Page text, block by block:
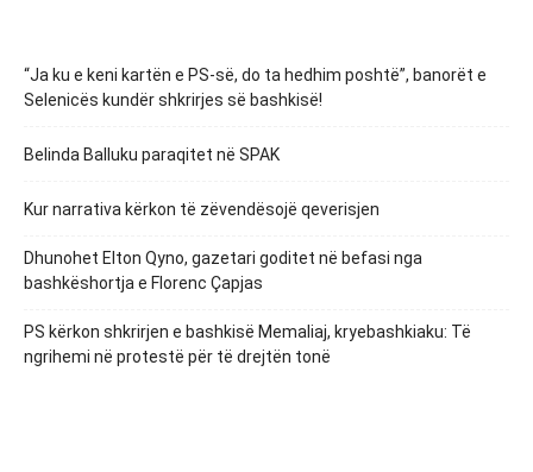
“Ja ku e keni kartën e PS-së, do ta hedhim poshtë”, banorët e
Selenicës kundër shkrirjes së bashkisë!
Belinda Balluku paraqitet në SPAK
Kur narrativa kërkon të zëvendësojë qeverisjen
Dhunohet Elton Qyno, gazetari goditet në befasi nga
bashkëshortja e Florenc Çapjas
PS kërkon shkrirjen e bashkisë Memaliaj, kryebashkiaku: Të
ngrihemi në protestë për të drejtën tonë